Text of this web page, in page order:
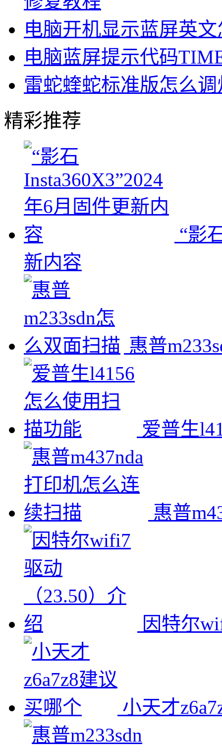
电脑开机显示蓝屏英
电脑蓝屏提示代码
雷蛇蝰蛇标准版怎么
精彩推荐
“影
新内容
惠普
爱普生
惠普
因特尔
小天才